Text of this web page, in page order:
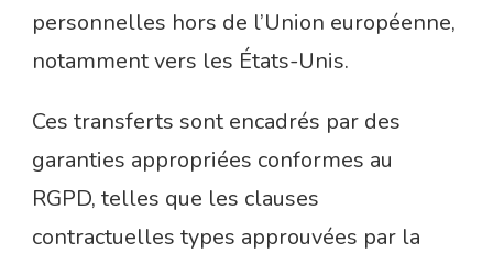
personnelles hors de l’Union européenne,
notamment vers les États-Unis.
Ces transferts sont encadrés par des
garanties appropriées conformes au
RGPD, telles que les clauses
contractuelles types approuvées par la